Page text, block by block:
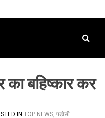
बहिष्कार कर
IN TOP NEWS, पड़ोसी